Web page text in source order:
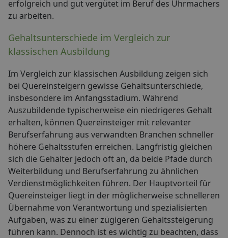
erfolgreich und gut vergütet im Beruf des Uhrmachers
zu arbeiten.
Gehaltsunterschiede im Vergleich zur
klassischen Ausbildung
Im Vergleich zur klassischen Ausbildung zeigen sich
bei Quereinsteigern gewisse Gehaltsunterschiede,
insbesondere im Anfangsstadium. Während
Auszubildende typischerweise ein niedrigeres Gehalt
erhalten, können Quereinsteiger mit relevanter
Berufserfahrung aus verwandten Branchen schneller
höhere Gehaltsstufen erreichen. Langfristig gleichen
sich die Gehälter jedoch oft an, da beide Pfade durch
Weiterbildung und Berufserfahrung zu ähnlichen
Verdienstmöglichkeiten führen. Der Hauptvorteil für
Quereinsteiger liegt in der möglicherweise schnelleren
Übernahme von Verantwortung und spezialisierten
Aufgaben, was zu einer zügigeren Gehaltssteigerung
führen kann. Dennoch ist es wichtig zu beachten, dass